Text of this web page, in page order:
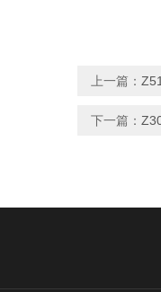
上一篇：
下一篇：